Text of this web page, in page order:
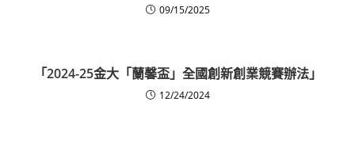
09/15/2025
「2024-25金大「蘭馨盃」全國創新創業競賽辦法」
12/24/2024